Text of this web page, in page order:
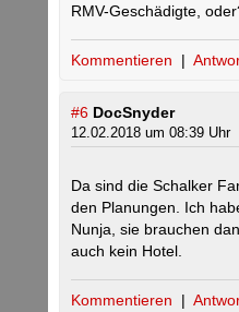
RMV-Geschädigte,
Kommentieren |
#6 DocSnyder
12.02.2018 um 08:39 Uhr
Da sind die Schalker
den Planungen. Ich
Nunja, sie brauchen
auch kein Hotel.
Kommentieren |